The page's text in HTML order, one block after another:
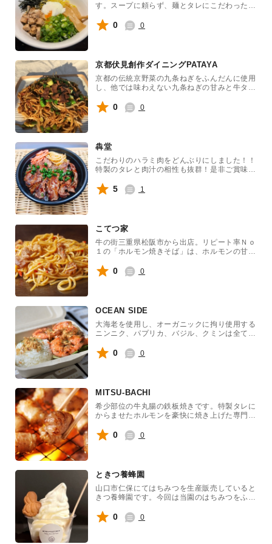
す。スープに頼らず、麺とタレにこだわった麺
かき混ぜて食べるとやみつきになります。
0 0
京都伏見創作ダイニングPATAYA
京都の伝統京野菜の九条ねぎをふんだんに使用
し、他では味わえない九条ねぎの甘みと牛タン
ご賞味ください。
0 0
犇堂
こだわりのハラミ肉をどんぶりにしました！！
特製のタレと肉汁の相性も抜群！是非ご賞味く
5 1
こてつ家
牛の街三重県松阪市から出店。リピート率Ｎｏ
１の「ホルモン焼きそば」は、ホルモンの甘み
す
0 0
OCEAN SIDE
大海老を使用し、オーガニックに拘り使用する
ニンニク、パプリカ、バジル、クミンは全てオ
ュリンプ、国産A5和牛を使った贅沢ロコモ
コ、15種のスパイスを使ったタコライス…フ
0 0
MITSU-BACHI
希少部位の牛丸腸の鉄板焼きです。特製タレに
からませたホルモンを豪快に焼き上げた専門店
0 0
ときつ養蜂園
山口市仁保にてはちみつを生産販売していると
きつ養蜂園です。今回は当園のはちみつをふん
使用のお菓子をお届けします。はちみつ本来の
味と香りをお楽しみください！
0 0